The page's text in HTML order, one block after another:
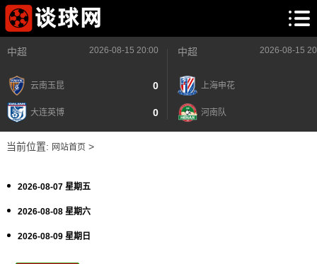
中超 2026-08-15 20:00
云南玉昆 0
大连英博 0
中超 2026-08-15
上海申花
河南队
当前位置: 网站首页>
2026-08-07 星期五
2026-08-08 星期六
2026-08-09 星期日